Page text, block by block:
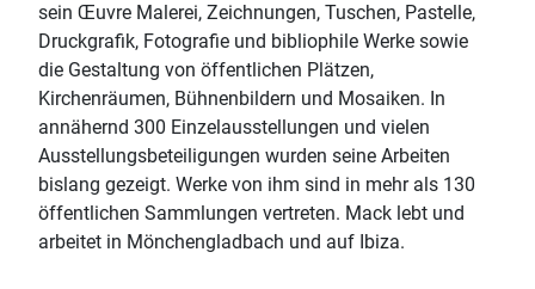
sein Œuvre Malerei, Zeichnungen, Tuschen, Pastelle,
Druckgrafik, Fotografie und bibliophile Werke sowie
die Gestaltung von öffentlichen Plätzen,
Kirchenräumen, Bühnenbildern und Mosaiken. In
annähernd 300 Einzelausstellungen und vielen
Ausstellungsbeteiligungen wurden seine Arbeiten
bislang gezeigt. Werke von ihm sind in mehr als 130
öffentlichen Sammlungen vertreten. Mack lebt und
arbeitet in Mönchengladbach und auf Ibiza.